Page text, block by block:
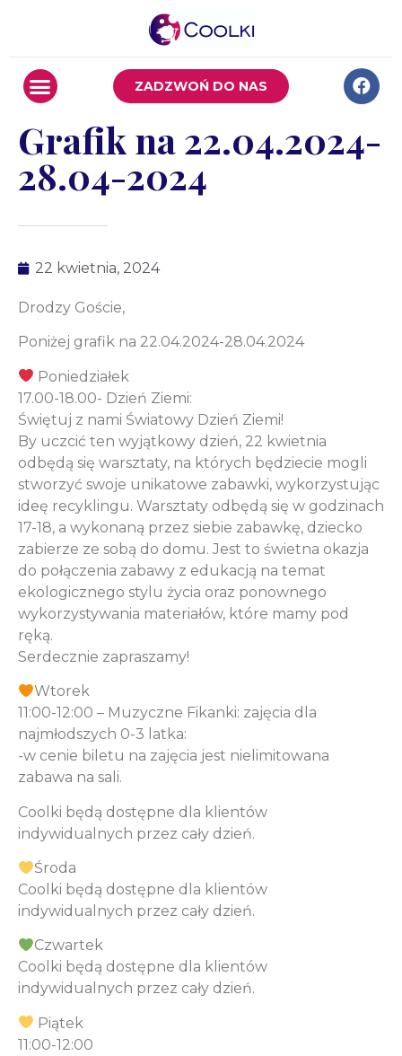
ZADZWOŃ DO NAS
Grafik na 22.04.2024-
28.04-2024
22 kwietnia, 2024
Drodzy Goście,
Poniżej grafik na 22.04.2024-28.04.2024
Poniedziałek
17.00-18.00- Dzień Ziemi:
Świętuj z nami Światowy Dzień Ziemi!
By uczcić ten wyjątkowy dzień, 22 kwietnia
odbędą się warsztaty, na których będziecie mogli
stworzyć swoje unikatowe zabawki, wykorzystując
ideę recyklingu. Warsztaty odbędą się w godzinach
17-18, a wykonaną przez siebie zabawkę, dziecko
zabierze ze sobą do domu. Jest to świetna okazja
do połączenia zabawy z edukacją na temat
ekologicznego stylu życia oraz ponownego
wykorzystywania materiałów, które mamy pod
ręką.
Serdecznie zapraszamy!
Wtorek
11:00-12:00 – Muzyczne Fikanki: zajęcia dla
najmłodszych 0-3 latka:
-w cenie biletu na zajęcia jest nielimitowana
zabawa na sali.
Coolki będą dostępne dla klientów
indywidualnych przez cały dzień.
Środa
Coolki będą dostępne dla klientów
indywidualnych przez cały dzień.
Czwartek
Coolki będą dostępne dla klientów
indywidualnych przez cały dzień.
Piątek
11:00-12:00